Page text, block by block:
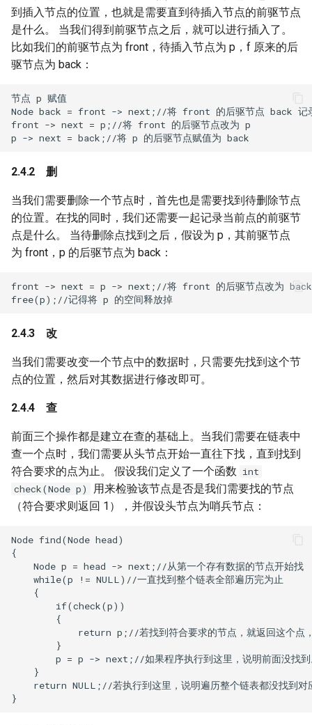
到插入节点的位置，也就是需要直到待插入节点的前驱节点
是什么。 当我们得到前驱节点之后，就可以进行插入了。
比如我们的前驱节点为 front，待插入节点为 p，f 原来的后
驱节点为 back：
节点 p 赋值
Node back = front -> next;//将 front 的后驱节点 back 记录
front -> next = p;//将 front 的后驱节点改为 p
删
当我们需要删除一个节点时，首先也是需要找到待删除节点
的位置。在找的同时，我们还需要一起记录当前点的前驱节
点是什么。 当待删除点找到之后，假设为 p，其前驱节点
为 front，p 的后驱节点为 back：
front -> next = p -> next;//将 front 的后驱节点改为 back，
改
当我们需要改变一个节点中的数据时，只需要先找到这个节
点的位置，然后对其数据进行修改即可。
查
前面三个操作都是建立在查的基础上。当我们需要在链表中
查一个点时，我们需要从头节点开始一直往下找，直到找到
符合要求的点为止。 假设我们定义了一个函数 int
check(Node p)
用来检验该节点是否是我们需要找的节点
（符合要求则返回 1），并假设头节点为哨兵节点：
Node find(Node head)
{
    Node p = head -> next;//从第一个存有数据的节点开始找
    while(p != NULL)//一直找到整个链表全部遍历完为止
    {
        if(check(p))
        {
return p;//若找到符合要求的节点，就返回这个点
        }
p = p -> next;//如果程序执行到这里，说明前面没找到
    }
return NULL;//若执行到这里，说明遍历整个链表都没找到对